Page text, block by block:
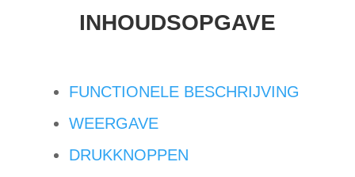
INHOUDSOPGAVE
FUNCTIONELE BESCHRIJVING
WEERGAVE
DRUKKNOPPEN